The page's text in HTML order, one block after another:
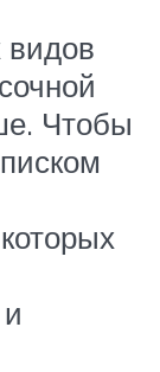
Чтобы